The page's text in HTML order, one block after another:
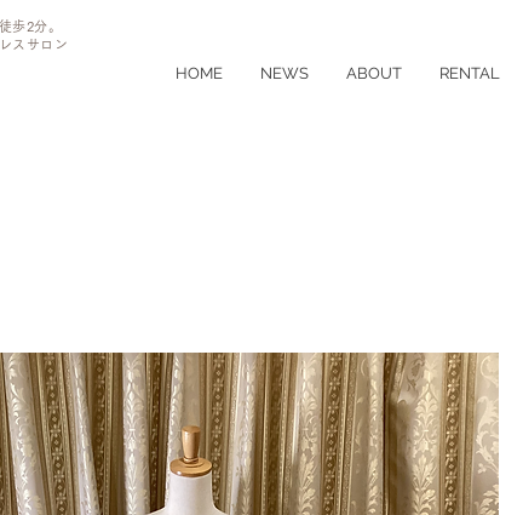
歩2分。
スサロン
HOME NEWS ABOUT RENTAL